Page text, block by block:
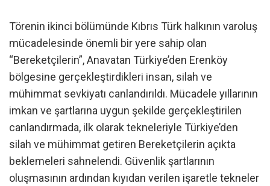
Törenin ikinci bölümünde Kıbrıs Türk halkının varoluş
mücadelesinde önemli bir yere sahip olan
“Bereketçilerin”, Anavatan Türkiye’den Erenköy
bölgesine gerçekleştirdikleri insan, silah ve
mühimmat sevkiyatı canlandırıldı. Mücadele yıllarının
imkan ve şartlarına uygun şekilde gerçekleştirilen
canlandırmada, ilk olarak tekneleriyle Türkiye’den
silah ve mühimmat getiren Bereketçilerin açıkta
beklemeleri sahnelendi. Güvenlik şartlarının
oluşmasının ardından kıyıdan verilen işaretle tekneler